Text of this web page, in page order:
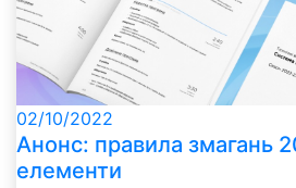
02/10/2022
Анонс: правила змагань
елементи